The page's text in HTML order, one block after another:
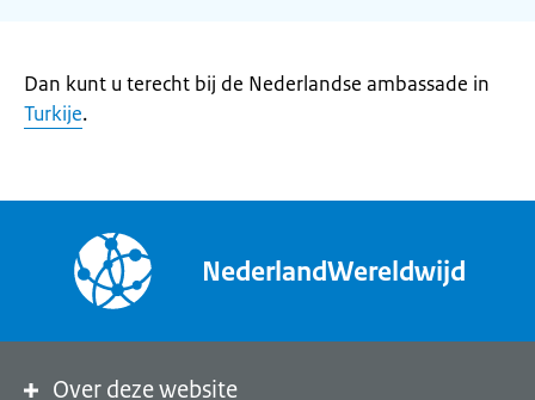
Dan kunt u terecht bij de Nederlandse ambassade in
Turkije.
NederlandWereldwijd
Over deze website